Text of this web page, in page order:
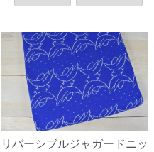
リバーシブルジャガードニッ